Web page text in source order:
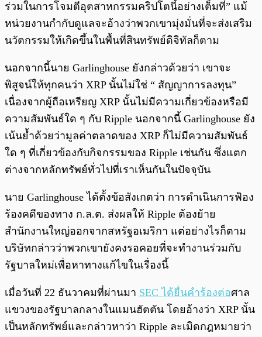
ร่วมในการโจมตีอุตสาหกรรมคริปโตนี้อย่างเต็มที่” แม้
หน่วยงานกำกับดูแลจะอ้างว่าพวกเขามุ่งมั่นที่จะส่งเสริม
นวัตกรรมให้เกิดขึ้นในพื้นที่สินทรัพย์ดิจิทัลก็ตาม
นอกจากนี้นาย Garlinghouse ยังกล่าวด้วยว่า เขาจะ
พิสูจน์ให้ทุกคนว่า XRP นั้นไม่ใช่ “ สัญญาการลงทุน”
เนื่องจากผู้ถือเหรียญ XRP นั้นไม่มีความเกี่ยวข้องหรือมี
ความสัมพันธ์ใด ๆ กับ Ripple นอกจากนี้ Garlinghouse ยัง
เน้นย้ำด้วยว่ามูลค่าตลาดของ XRP ก็ไม่มีความสัมพันธ์
ใด ๆ ที่เกี่ยวข้องกับกิจกรรมของ Ripple เช่นกัน ซึ่งแตก
ต่างจากหลักทรัพย์ทั่วไปที่เราเห็นกันในปัจจุบัน
นาย Garlinghouse ได้ตั้งข้อสังเกตว่า การดำเนินการฟ้อง
ร้องคดีของทาง ก.ล.ต. ส่งผลให้ Ripple ต้องย้าย
สำนักงานใหญ่ออกจากสหรัฐอเมริกา แต่อย่างไรก็ตาม
บริษัทกล่าวว่าพวกเขายังคงรอคอยที่จะทำงานร่วมกับ
รัฐบาลใหม่เพื่อหาทางแก้ไขในเรื่องนี้
เมื่อวันที่ 22 ธันวาคมที่ผ่านมา SEC ได้ยื่นคำร้องต่อศาล
แขวงของรัฐบาลกลางในแมนฮัตตัน โดยอ้างว่า XRP นั้น
เป็นหลักทรัพย์และกล่าวหาว่า Ripple ละเมิดกฎหมายว่า